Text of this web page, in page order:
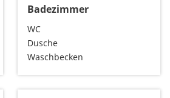
Badezimmer
WC
Dusche
Waschbecken